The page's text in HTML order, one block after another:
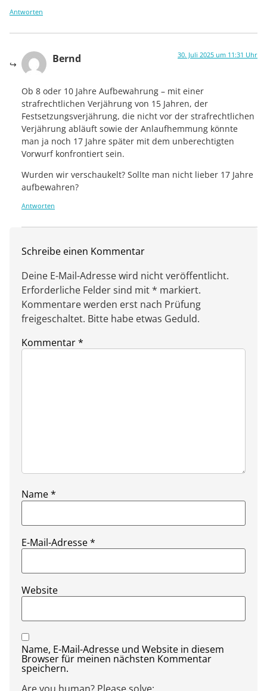
Antworten
Bernd 30. Juli 2025 um 11:31 Uhr
Ob 8 oder 10 Jahre Aufbewahrung – mit einer
strafrechtlichen Verjährung von 15 Jahren, der
Festsetzungsverjährung, die nicht vor der strafrechtlichen
Verjährung abläuft sowie der Anlaufhemmung könnte
man ja noch 17 Jahre später mit dem unberechtigten
Vorwurf konfrontiert sein.
Wurden wir verschaukelt? Sollte man nicht lieber 17 Jahre
aufbewahren?
Antworten
Schreibe einen Kommentar
Deine E-Mail-Adresse wird nicht veröffentlicht.
Erforderliche Felder sind mit * markiert.
Kommentare werden erst nach Prüfung
freigeschaltet. Bitte habe etwas Geduld.
Kommentar*
Name*
E-Mail-Adresse*
Website
Name, E-Mail-Adresse und Website in diesem
Browser für meinen nächsten Kommentar
speichern.